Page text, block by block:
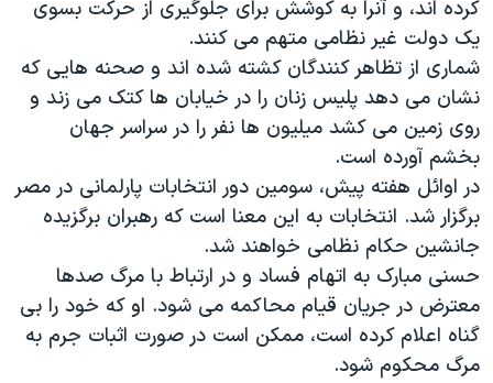
کرده اند، و آنرا به کوشش برای جلوگیری از حرکت بسوی
یک دولت غیر نظامی متهم می کنند.
شماری از تظاهر کنندگان کشته شده اند و صحنه هایی که
نشان می دهد پلیس زنان را در خیابان ها کتک می زند و
روی زمین می کشد میلیون ها نفر را در سراسر جهان
بخشم آورده است.
در اوائل هفته پیش، سومین دور انتخابات پارلمانی در مصر
برگزار شد. انتخابات به این معنا است که رهبران برگزیده
جانشین حکام نظامی خواهند شد.
حسنی مبارک به اتهام فساد و در ارتباط با مرگ صدها
معترض در جریان قیام محاکمه می شود. او که خود را بی
گناه اعلام کرده است، ممکن است در صورت اثبات جرم به
مرگ محکوم شود.